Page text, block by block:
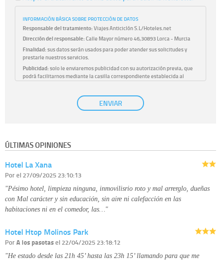
INFORMACIÓN BÁSICA SOBRE PROTECCIÓN DE DATOS
Responsable del tratamiento:Viajes Anticiclón S.L/Hoteles.net
Dirección del responsable:Calle Mayor número 46,30893 Lorca - Murcia
Finalidad:sus datos serán usados para poder atender sus solicitudes y
prestarle nuestros servicios.
Publicidad:solo le enviaremos publicidad con su autorización previa, que
podrá facilitarnos mediante la casilla correspondiente establecida al
efecto.
únicamente trataremos sus datos con su consentimiento
previo, que podrá facilitarnos mediante la casilla correspondiente
Derechos:tiene derecho a saber qué información tenemos sobre usted,
disponible en nuestra página web.
Información complementaria:
ENVIAR
ÚLTIMAS OPINIONES
Hotel La Xana
Porel 27/09/2025 23:10:13
"Pésimo hotel, limpieza ninguna, inmovilisrio roto y mal arrerglo, dueñas
con Mal carácter y sin educación, sin aire ni calefacción en las
habitaciones ni en el comedor, las…"
Hotel Htop Molinos Park
PorA los pasotasel 22/04/2025 23:18:12
"He estado desde las 21h 45’ hasta las 23h 15’ llamando para que me